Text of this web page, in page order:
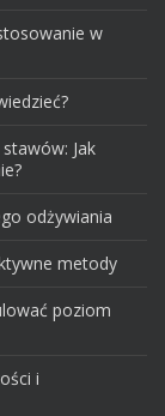
w
Jak
odżywiania
metody
poziom
i